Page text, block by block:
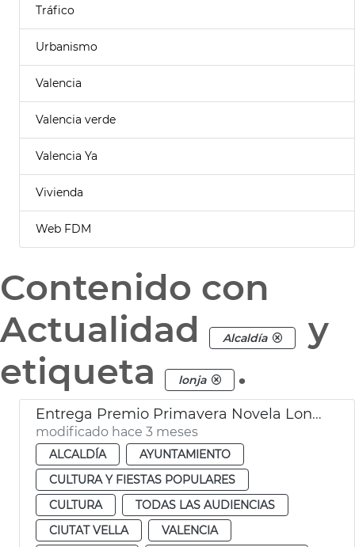
Tráfico
Urbanismo
Valencia
Valencia verde
Valencia Ya
Vivienda
Web FDM
Contenido con
Actualidad
Alcaldía
y
etiqueta
lonja .
Entrega Premio Primavera Novela Lonja València
modificado hace 3 meses
ALCALDÍA
AYUNTAMIENTO
CULTURA Y FIESTAS POPULARES
CULTURA
TODAS LAS AUDIENCIAS
CIUTAT VELLA
VALENCIA